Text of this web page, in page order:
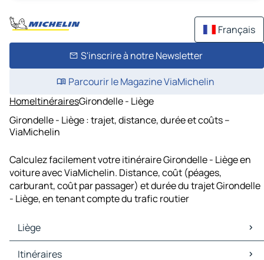
Français
S'inscrire à notre Newsletter
Parcourir le Magazine ViaMichelin
HomeItinérairesGirondelle - Liège
Girondelle - Liège : trajet, distance, durée et coûts –
ViaMichelin
Calculez facilement votre itinéraire Girondelle - Liège en
voiture avec ViaMichelin. Distance, coût (péages,
carburant, coût par passager) et durée du trajet Girondelle
- Liège, en tenant compte du trafic routier
Liège
Liège Cartes et plans
Itinéraires